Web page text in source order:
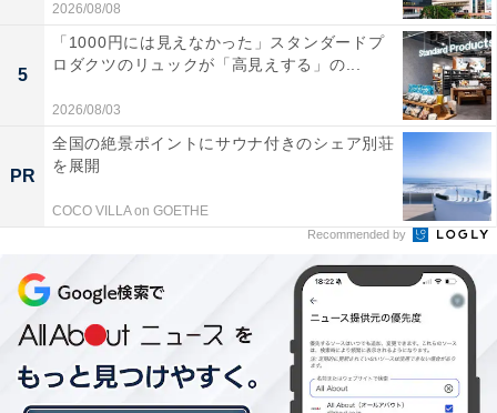
2026/08/08
5
「1000円には見えなかった」スタンダードプ
ロダクツのリュックが「高見えする」の...
2026/08/03
PR
全国の絶景ポイントにサウナ付きのシェア別荘
を展開
COCO VILLA on GOETHE
Recommended by